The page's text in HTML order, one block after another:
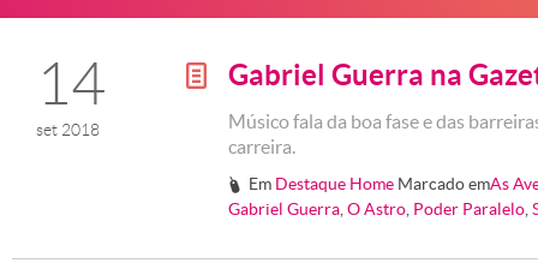
14
set 2018
g Gabriel Guerra na
Músico fala da boa fase e das
carreira.
# Em Destaque Home Marcado emAs
Gabriel Guerra O Astro Poder Paralelo